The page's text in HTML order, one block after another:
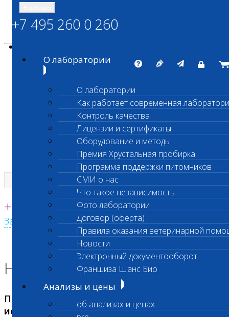
ШАНС БИО
Независимая ветеринарная лаборатория
Единая круглосуточная справочная
+7 495 260 0 260
Заказать звонок с сайта
+7 495 260 0 260
О лаборатории
О лаборатории
Как работает современная
Контроль качества
Лицензии и сертификаты
Оборудование и методы
Премия Хрустальная пробирка
Программа поддержки питомников
СМИ о нас
Что такое независимость
Фото лаборатории
Договор (оферта)
Правила оказания ветеринарной
Новости
Электронный документооборот
Франшиза Шанс Био
Анализы и цены
об анализах и ценах
Главная страница
Новости лаборатории
Приостановка срочных биохимических
исследований